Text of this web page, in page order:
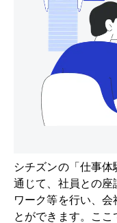
シチズンの「仕事
通じて、社員との
ワーク等を行い、
とができます。こ